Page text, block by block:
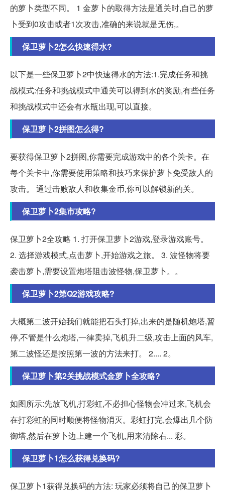
的萝卜类型不同。 1 金萝卜的取得方法是通关时,自己的萝
卜受到0攻击或者1次攻击,准确的来说就是无伤,。
保卫萝卜2怎么快速得水?
以下是一些保卫萝卜2中快速得水的方法:1.完成任务和挑
战模式:任务和挑战模式中通关可以得到水的奖励,有些任务
和挑战模式中还会有水瓶出现,可以直接。
保卫萝卜2拼图怎么得?
要获得保卫萝卜2拼图,你需要完成游戏中的各个关卡。在
每个关卡中,你需要使用策略和技巧来保护萝卜免受敌人的
攻击。 通过击败敌人和收集金币,你可以解锁新的关。
保卫萝卜2集市攻略?
保卫萝卜2全攻略 1. 打开保卫萝卜2游戏,登录游戏账号。
2. 选择游戏模式,点击萝卜,开始游戏之旅。 3. 波怪物将要
袭击萝卜,需要设置炮塔阻击波怪物,保卫萝卜。。
保卫萝卜2第Q2游戏攻略?
大概第二波开始我们就能把石头打掉,出来的是随机炮塔,暂
停,不管是什么炮塔,一律卖掉,飞机升二级,攻击上面的风车,
第二波怪还是按照第一波的方法来打。 2.... 2。
保卫萝卜第2关挑战模式金萝卜全攻略?
如图所示:先放飞机,打彩虹,不必担心怪物会冲过来,飞机会
在打彩虹的同时顺便将怪物消灭。彩虹打完,会爆出几个防
御塔,然后在萝卜边上建一个飞机,用来清除右... 彩。
保卫萝卜1怎么获得兑换码?
保卫萝卜1获得兑换码的方法: 玩家必须将自己的保卫萝卜